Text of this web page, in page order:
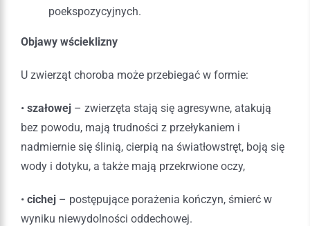
poekspozycyjnych.
Objawy wścieklizny
U zwierząt choroba może przebiegać w formie:
• szałowej – zwierzęta stają się agresywne, atakują
bez powodu, mają trudności z przełykaniem i
nadmiernie się ślinią, cierpią na światłowstręt, boją się
wody i dotyku, a także mają przekrwione oczy,
• cichej – postępujące porażenia kończyn, śmierć w
wyniku niewydolności oddechowej.